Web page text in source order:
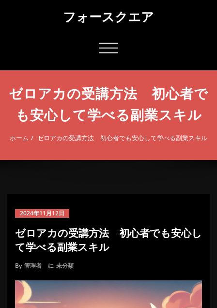
フォースクエア
ナ
ゲ
シ
ョ
ン
切
り
替
ゼロアカの受講方法 初心者で
も安心して学べる副業スキル
ホーム ゼロアカの受講方法 初心者でも安心して学べる副業スキル
2024年11月12日
ゼロアカの受講方法 初心者でも安心し
て学べる副業スキル
By 管理者 に 未分類